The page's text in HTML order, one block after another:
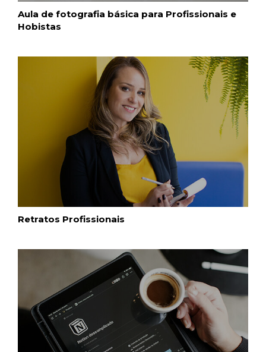
Aula de fotografia básica para Profissionais e
Hobistas
Retratos Profissionais